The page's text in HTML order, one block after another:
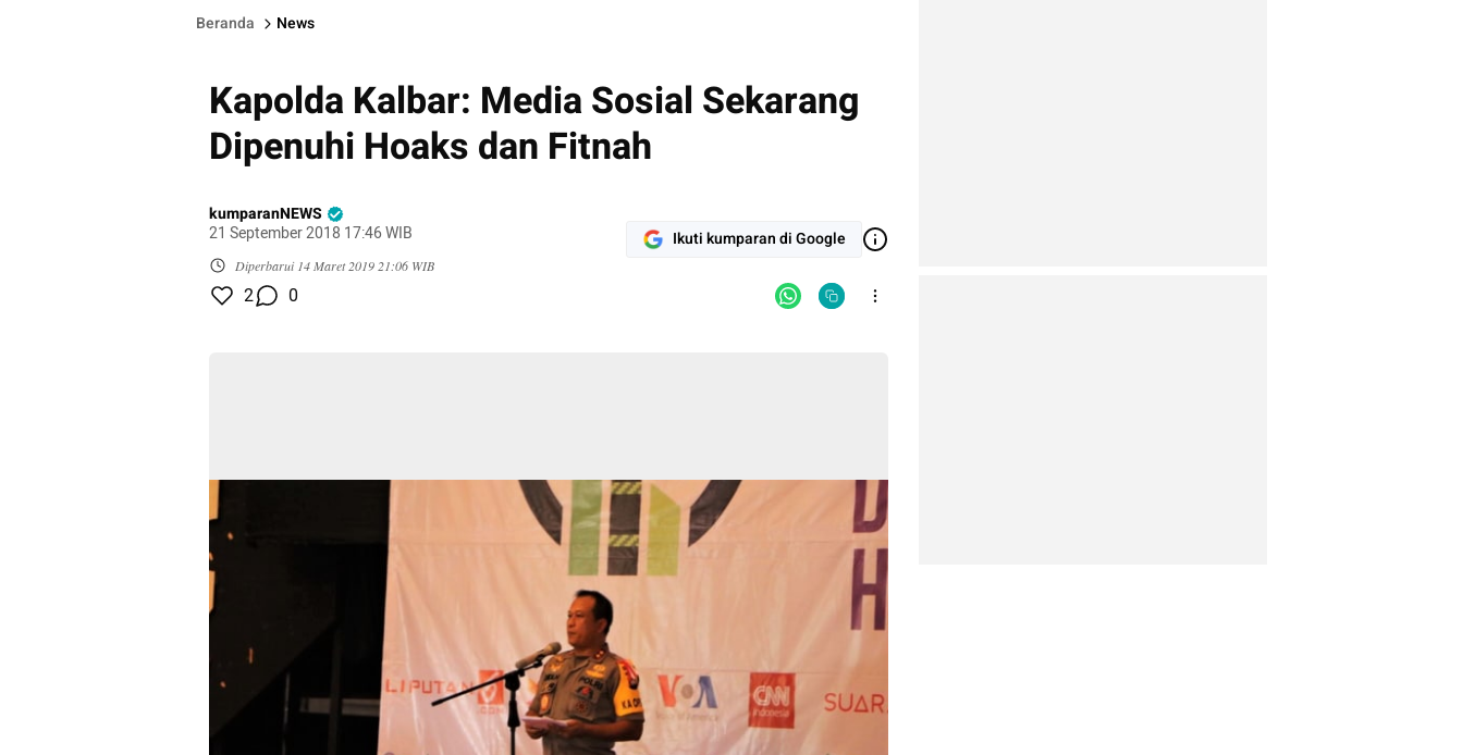
Beranda News
Kapolda Kalbar: Media Sosial Sekarang
Dipenuhi Hoaks dan Fitnah
kumparanNEWS
21 September 2018 17:46 WIB
Diperbarui 14 Maret 2019 21:06 WIB
Ikuti kumparan di Google
2 0